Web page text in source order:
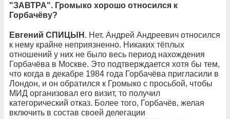
"ЗАВТРА". Громыко хорошо относился к
Горбачёву?
Евгений СПИЦЫН . Нет. Андрей Андреевич относился
к нему крайне неприязненно. Никаких тёплых
отношений у них не было весь период нахождения
Горбачёва в Москве. Это подтверждается хотя бы тем,
что когда в декабре 1984 года Горбачёва пригласили в
Лондон, и он обратился к Громыко с просьбой, чтобы
МИД организовал его визит, то получил
категорический отказ. Более того, Горбачёв, желая
включить в состав своей делегации